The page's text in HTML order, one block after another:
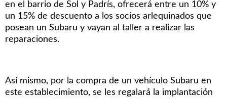
en el barrio de Sol y Padrís, ofrecerá entre un 10% y
un 15% de descuento a los socios arlequinados que
posean un Subaru y vayan al taller a realizar las
reparaciones.
Así mismo, por la compra de un vehículo Subaru en
este establecimiento, se les regalará la implantación